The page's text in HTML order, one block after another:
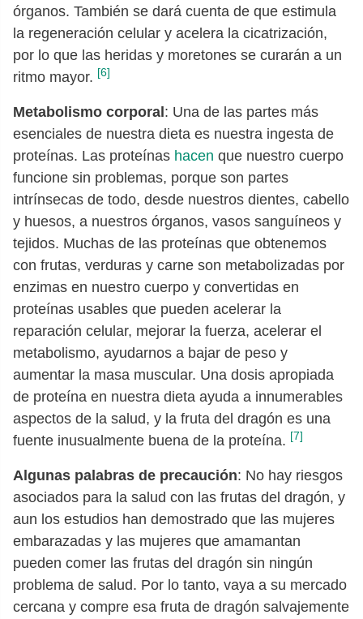
órganos. También se dará cuenta de que estimula
la regeneración celular y acelera la cicatrización,
por lo que las heridas y moretones se curarán a un
ritmo mayor. [6]
Metabolismo corporal: Una de las partes más
esenciales de nuestra dieta es nuestra ingesta de
proteínas. Las proteínas hacen que nuestro cuerpo
funcione sin problemas, porque son partes
intrínsecas de todo, desde nuestros dientes, cabello
y huesos, a nuestros órganos, vasos sanguíneos y
tejidos. Muchas de las proteínas que obtenemos
con frutas, verduras y carne son metabolizadas por
enzimas en nuestro cuerpo y convertidas en
proteínas usables que pueden acelerar la
reparación celular, mejorar la fuerza, acelerar el
metabolismo, ayudarnos a bajar de peso y
aumentar la masa muscular. Una dosis apropiada
de proteína en nuestra dieta ayuda a innumerables
aspectos de la salud, y la fruta del dragón es una
fuente inusualmente buena de la proteína. [7]
Algunas palabras de precaución: No hay riesgos
asociados para la salud con las frutas del dragón, y
aun los estudios han demostrado que las mujeres
embarazadas y las mujeres que amamantan
pueden comer las frutas del dragón sin ningún
problema de salud. Por lo tanto, vaya a su mercado
cercana y compre esa fruta de dragón salvajemente